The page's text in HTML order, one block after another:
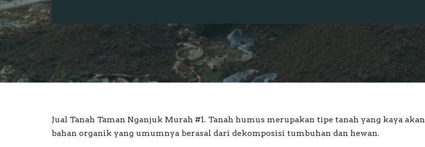
Jual Tanah Taman Nganjuk Murah #1. Tanah humus merupakan tipe tanah yang kaya akan
bahan organik yang umumnya berasal dari dekomposisi tumbuhan dan hewan.